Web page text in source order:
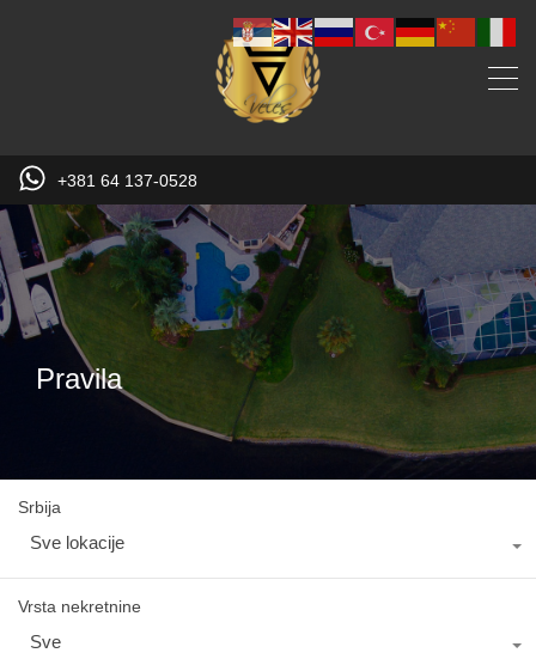
+381 64 137-0528
Pravila
Srbija
Sve lokacije
Vrsta nekretnine
Sve